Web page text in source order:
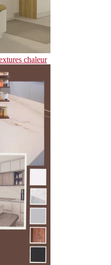
chaleur